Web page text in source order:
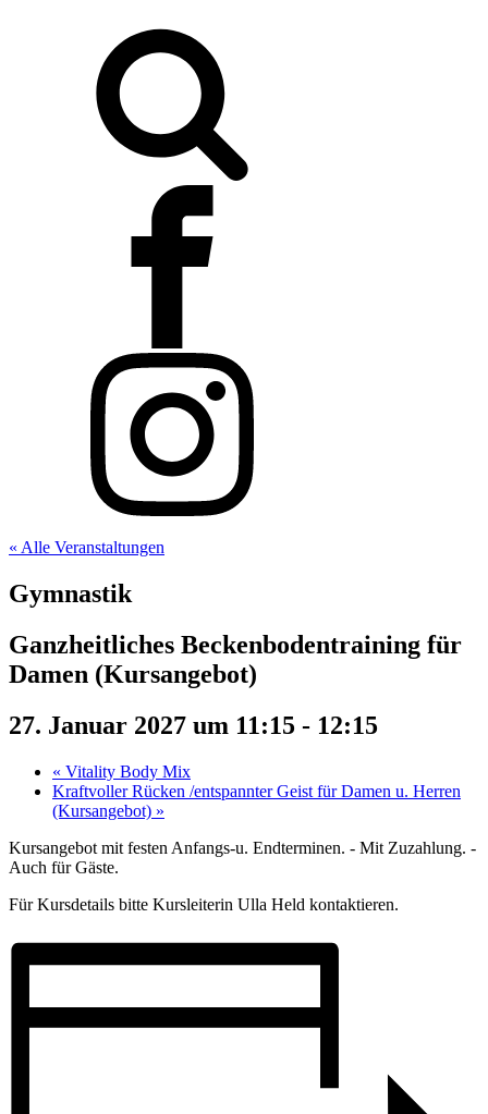
« Alle Veranstaltungen
Gymnastik
Ganzheitliches Beckenbodentraining für
Damen (Kursangebot)
27. Januar 2027 um 11:15 - 12:15
« Vitality Body Mix
Kraftvoller Rücken /entspannter Geist für Damen u. Herren
(Kursangebot) »
Kursangebot mit festen Anfangs-u. Endterminen. - Mit Zuzahlung. -
Auch für Gäste.
Für Kursdetails bitte Kursleiterin Ulla Held kontaktieren.